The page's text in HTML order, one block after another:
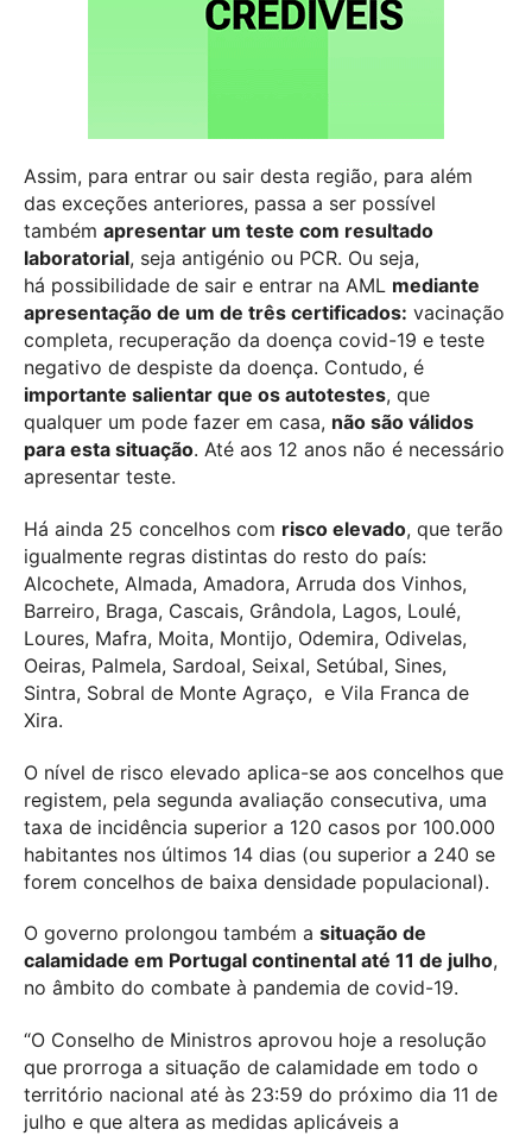
Assim, para entrar ou sair desta região, para além
das exceções anteriores, passa a ser possível
também apresentar um teste com resultado
laboratorial, seja antigénio ou PCR. Ou seja,
há possibilidade de sair e entrar na AML mediante
apresentação de um de três certificados: vacinação
completa, recuperação da doença covid-19 e teste
negativo de despiste da doença. Contudo, é
importante salientar que os autotestes, que
qualquer um pode fazer em casa, não são válidos
para esta situação. Até aos 12 anos não é necessário
apresentar teste.
Há ainda 25 concelhos com risco elevado, que terão
igualmente regras distintas do resto do país:
Alcochete, Almada, Amadora, Arruda dos Vinhos,
Barreiro, Braga, Cascais, Grândola, Lagos, Loulé,
Loures, Mafra, Moita, Montijo, Odemira, Odivelas,
Oeiras, Palmela, Sardoal, Seixal, Setúbal, Sines,
Sintra, Sobral de Monte Agraço, e Vila Franca de
Xira.
O nível de risco elevado aplica-se aos concelhos que
registem, pela segunda avaliação consecutiva, uma
taxa de incidência superior a 120 casos por 100.000
habitantes nos últimos 14 dias (ou superior a 240 se
forem concelhos de baixa densidade populacional).
O governo prolongou também a situação de
calamidade em Portugal continental até 11 de julho,
no âmbito do combate à pandemia de covid-19.
“O Conselho de Ministros aprovou hoje a resolução
que prorroga a situação de calamidade em todo o
território nacional até às 23:59 do próximo dia 11 de
julho e que altera as medidas aplicáveis a